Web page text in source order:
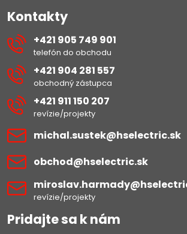
Kontakty
+421 905 749 901
telefón do obchodu
+421 904 281 557
obchodný zástupca
+421 911 150 207
revízie/projekty
michal​.sustek​@hselectric​.sk
obchod​@hselectric​.sk
revízie/projekty
Pridajte sa k nám